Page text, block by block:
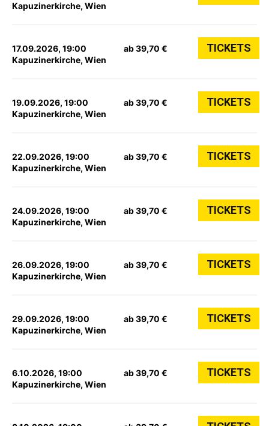
Kapuzinerkirche, Wien
17.09.2026, 19:00
Kapuzinerkirche, Wien
ab 39,70 € TICKETS
19.09.2026, 19:00
Kapuzinerkirche, Wien
ab 39,70 € TICKETS
22.09.2026, 19:00
Kapuzinerkirche, Wien
ab 39,70 € TICKETS
24.09.2026, 19:00
Kapuzinerkirche, Wien
ab 39,70 € TICKETS
26.09.2026, 19:00
Kapuzinerkirche, Wien
ab 39,70 € TICKETS
29.09.2026, 19:00
Kapuzinerkirche, Wien
ab 39,70 € TICKETS
6.10.2026, 19:00
Kapuzinerkirche, Wien
ab 39,70 € TICKETS